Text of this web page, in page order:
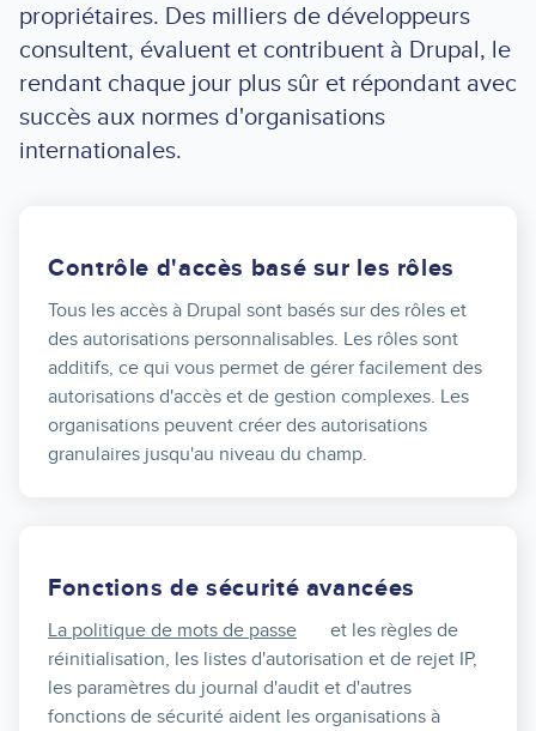
propriétaires. Des milliers de développeurs
consultent, évaluent et contribuent à Drupal, le
rendant chaque jour plus sûr et répondant avec
succès aux normes d'organisations
internationales.
Contrôle d'accès basé sur les rôles
Tous les accès à Drupal sont basés sur des rôles et
des autorisations personnalisables. Les rôles sont
additifs, ce qui vous permet de gérer facilement des
autorisations d'accès et de gestion complexes. Les
organisations peuvent créer des autorisations
granulaires jusqu'au niveau du champ.
Fonctions de sécurité avancées
La politique de mots de passe
et les règles de
réinitialisation, les listes d'autorisation et de rejet IP,
les paramètres du journal d'audit et d'autres
fonctions de sécurité aident les organisations à